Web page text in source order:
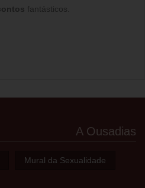
fantásticos.
A Ousadias
Mural da Sexualidade